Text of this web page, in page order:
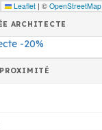
Leaflet | © OpenStreetMap
ARCHITECTE
-20%